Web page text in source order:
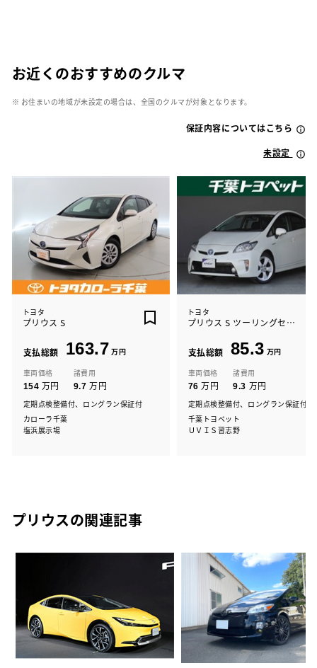
お近くのおすすめのクルマ
※ お住まいの地域が未設定の場合は、全国のクルマが対象となります。
保証内容についてはこちら
未設定
トヨタ
プリウス S
支払総額 163.7 万円
車両価格
154 万円
諸費用
9.7 万円
定期点検整備付、ロングラン保証付
カローラ千葉
塩浜展示場
トヨタ
プリウス S ツーリングセレクション
支払総額 85.3 万円
車両価格
76 万円
諸費用
9.3 万円
定期点検整備付、ロングラン保証付
千葉トヨペット
ＵＶＩＳ習志野
プリウスの関連記事